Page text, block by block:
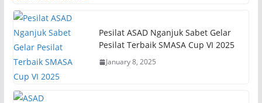
Pesilat ASAD Nganjuk Sabet Gelar
Pesilat Terbaik SMASA Cup VI 2025
January 8, 2025